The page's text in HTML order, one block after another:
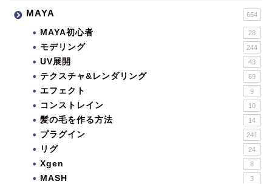
MAYA 664
MAYA初心者 28
モデリング 244
UV展開 43
テクスチャ&レンダリング 69
エフェクト 9
コンストレイン 10
髪の毛を作る方法 14
プラグイン 241
リグ 24
Xgen 8
MASH 3